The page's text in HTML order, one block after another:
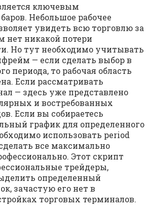
ключевым
Небольшое рабочее
увидеть всю торговлю за
нет никакой потери
Но тут необходимо учитывать
— если сделать выбор в
периода, то рабочая область
Если рассматривать
— здесь уже представлено
и востребованных
Если вы собираетесь
график для определенного
использовать period
все максимально
Этот скрипт
трейдеры,
определенный
зачастую его нет в
торговых терминалов.